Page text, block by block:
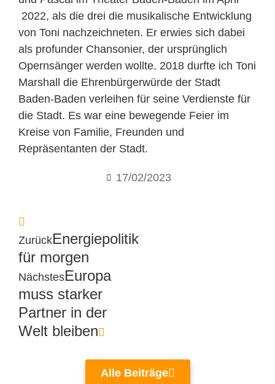
2022, als die drei die musikalische Entwicklung
von Toni nachzeichneten. Er erwies sich dabei
als profunder Chansonier, der ursprünglich
Opernsänger werden wollte. 2018 durfte ich Toni
Marshall die Ehrenbürgerwürde der Stadt
Baden-Baden verleihen für seine Verdienste für
die Stadt. Es war eine bewegende Feier im
Kreise von Familie, Freunden und
Repräsentanten der Stadt.
17/02/2023
ZurückEnergiepolitik
für morgen
NächstesEuropa
muss starker
Partner in der
Welt bleiben
Alle Beiträge